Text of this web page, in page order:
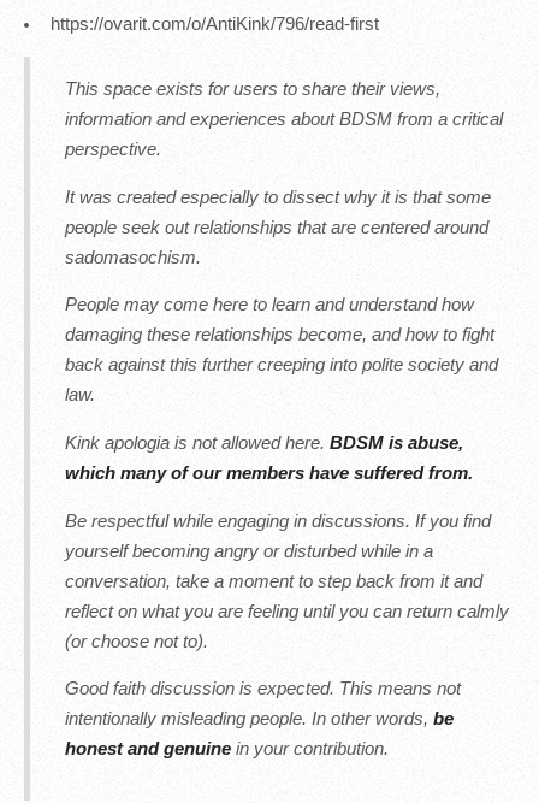
https://ovarit.com/o/AntiKink/796/read-first
This space exists for users to share their views,
information and experiences about BDSM from a critical
perspective.
It was created especially to dissect why it is that some
people seek out relationships that are centered around
sadomasochism.
People may come here to learn and understand how
damaging these relationships become, and how to fight
back against this further creeping into polite society and
law.
Kink apologia is not allowed here.BDSM is abuse,
which many of our members have suffered from.
Be respectful while engaging in discussions. If you find
yourself becoming angry or disturbed while in a
conversation, take a moment to step back from it and
reflect on what you are feeling until you can return calmly
(or choose not to).
Good faith discussion is expected. This means not
intentionally misleading people. In other words,be
honest and genuine in your contribution.